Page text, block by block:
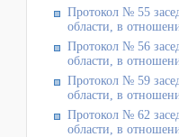
Протокол № 55
области, в
Протокол № 56
области, в
Протокол № 59
области, в
Протокол № 62
области, в